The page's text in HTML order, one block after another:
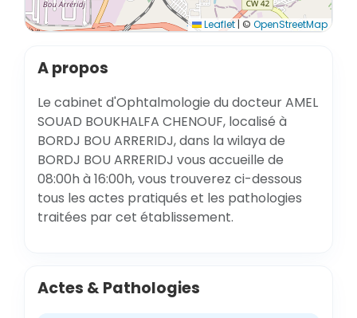
Leaflet | © OpenStreetMap
A propos
Le cabinet d'Ophtalmologie du docteur AMEL
SOUAD BOUKHALFA CHENOUF, localisé à
BORDJ BOU ARRERIDJ, dans la wilaya de
BORDJ BOU ARRERIDJ vous accueille de
08:00h à 16:00h, vous trouverez ci-dessous
tous les actes pratiqués et les pathologies
traitées par cet établissement.
Actes & Pathologies